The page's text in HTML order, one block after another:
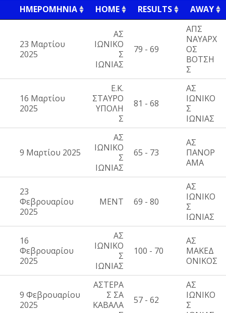
ΗΜΕΡΟΜΗΝΊΑ HOME RESULTS AWAY
23 Μαρτίου
2025
ΑΣ
ΙΩΝΙΚΟ
Σ
ΙΩΝΙΑΣ
79 - 69
ΑΠΣ
ΝΑΥΑΡΧ
ΟΣ
ΒΟΤΣΗ
Σ
16 Μαρτίου
2025
Ε.Κ.
ΣΤΑΥΡΟ
ΥΠΟΛΗ
Σ
81 - 68
ΑΣ
ΙΩΝΙΚΟ
Σ
ΙΩΝΙΑΣ
9 Μαρτίου 2025
ΑΣ
ΙΩΝΙΚΟ
Σ
ΙΩΝΙΑΣ
65 - 73
ΑΣ
ΠΑΝΟΡ
ΑΜΑ
23
Φεβρουαρίου
2025
ΜΕΝΤ 69 - 80
ΑΣ
ΙΩΝΙΚΟ
Σ
ΙΩΝΙΑΣ
16
Φεβρουαρίου
2025
ΑΣ
ΙΩΝΙΚΟ
Σ
ΙΩΝΙΑΣ
100 - 70
ΑΣ
ΜΑΚΕΔ
ΟΝΙΚΟΣ
9 Φεβρουαρίου
2025
ΑΣΤΕΡΑ
Σ ΣΑ
ΚΑΒΑΛΑ
57 - 62
ΑΣ
ΙΩΝΙΚΟ
Σ